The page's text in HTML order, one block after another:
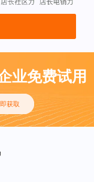
业免费试用
获取